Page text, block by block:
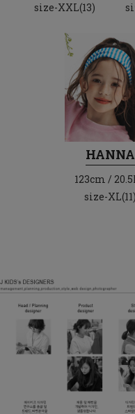
size-XXL(13)
HANNA
123cm /
size-XL(11)